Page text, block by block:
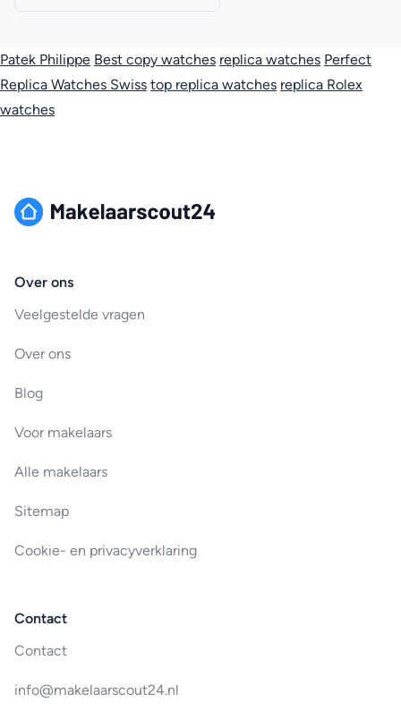
Patek Philippe Best copy watches replica watches Perfect
Replica Watches Swiss top replica watches replica Rolex
watches
Over ons
Veelgestelde vragen
Over ons
Blog
Voor makelaars
Alle makelaars
Sitemap
Cookie- en privacyverklaring
Contact
Contact
info@makelaarscout24.nl